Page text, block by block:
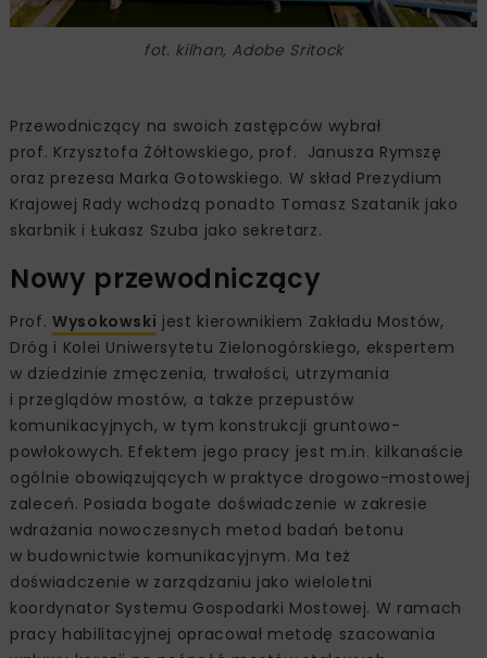
fot. kilhan, Adobe Sritock
Przewodniczący na swoich zastępców wybrał
prof. Krzysztofa Żółtowskiego, prof. Janusza Rymszę
oraz prezesa Marka Gotowskiego. W skład Prezydium
Krajowej Rady wchodzą ponadto Tomasz Szatanik jako
skarbnik i Łukasz Szuba jako sekretarz.
Nowy przewodniczący
Prof. Wysokowski jest kierownikiem Zakładu Mostów,
Dróg i Kolei Uniwersytetu Zielonogórskiego, ekspertem
w dziedzinie zmęczenia, trwałości, utrzymania
i przeglądów mostów, a także przepustów
komunikacyjnych, w tym konstrukcji gruntowo-
powłokowych. Efektem jego pracy jest m.in. kilkanaście
ogólnie obowiązujących w praktyce drogowo-mostowej
zaleceń. Posiada bogate doświadczenie w zakresie
wdrażania nowoczesnych metod badań betonu
w budownictwie komunikacyjnym. Ma też
doświadczenie w zarządzaniu jako wieloletni
koordynator Systemu Gospodarki Mostowej. W ramach
pracy habilitacyjnej opracował metodę szacowania